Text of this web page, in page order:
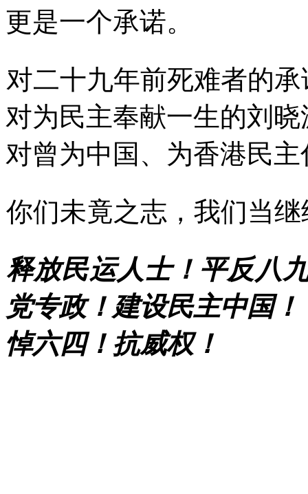
更是一个承诺。
对二十九年前死难者的承
对为民主奉献一生的刘
对曾为中国、为香港民
你们未竟之志，我们当
释放民运人士！平反八
党专政！建设民主中国！
悼六四！抗威权！